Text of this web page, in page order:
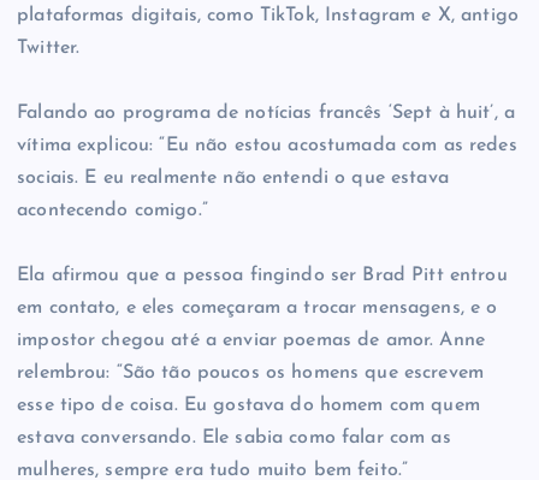
plataformas digitais, como TikTok, Instagram e X, antigo
Twitter.
Falando ao programa de notícias francês ‘Sept à huit’, a
vítima explicou: “Eu não estou acostumada com as redes
sociais. E eu realmente não entendi o que estava
acontecendo comigo.”
Ela afirmou que a pessoa fingindo ser Brad Pitt entrou
em contato, e eles começaram a trocar mensagens, e o
impostor chegou até a enviar poemas de amor. Anne
relembrou: “São tão poucos os homens que escrevem
esse tipo de coisa. Eu gostava do homem com quem
estava conversando. Ele sabia como falar com as
mulheres, sempre era tudo muito bem feito.”